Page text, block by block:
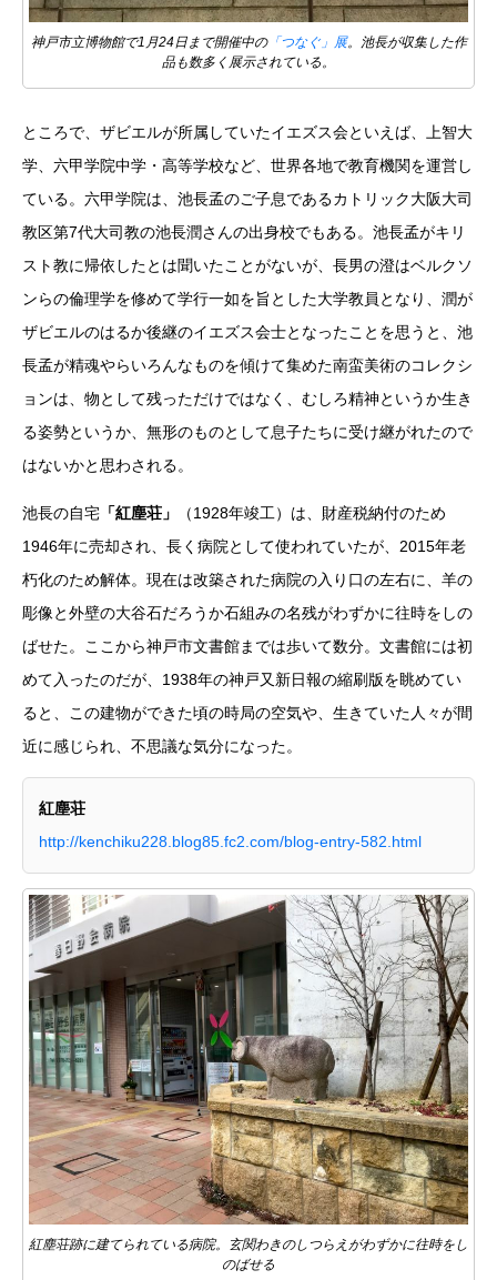
神戸市立博物館で1月24日まで開催中の「つなぐ」展。池長が収集した作
品も数多く展示されている。
ところで、ザビエルが所属していたイエズス会といえば、上智大
学、六甲学院中学・高等学校など、世界各地で教育機関を運営し
ている。六甲学院は、池長孟のご子息であるカトリック大阪大司
教区第7代大司教の池長潤さんの出身校でもある。池長孟がキリ
スト教に帰依したとは聞いたことがないが、長男の澄はベルクソ
ンらの倫理学を修めて学行一如を旨とした大学教員となり、潤が
ザビエルのはるか後継のイエズス会士となったことを思うと、池
長孟が精魂やらいろんなものを傾けて集めた南蛮美術のコレクシ
ョンは、物として残っただけではなく、むしろ精神というか生き
る姿勢というか、無形のものとして息子たちに受け継がれたので
はないかと思わされる。
池長の自宅 「紅塵荘」
（1928年竣工）は、財産税納付のため
1946年に売却され、長く病院として使われていたが、2015年老
朽化のため解体。現在は改築された病院の入り口の左右に、羊の
彫像と外壁の大谷石だろうか石組みの名残がわずかに往時をしの
ばせた。ここから神戸市文書館までは歩いて数分。文書館には初
めて入ったのだが、1938年の神戸又新日報の縮刷版を眺めてい
ると、この建物ができた頃の時局の空気や、生きていた人々が間
近に感じられ、不思議な気分になった。
紅塵荘
http://kenchiku228.blog85.fc2.com/blog-entry-582.html
紅塵荘跡に建てられている病院。玄関わきのしつらえがわずかに往時をし
のばせる